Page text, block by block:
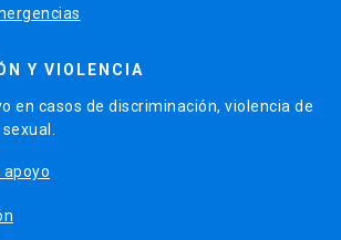
Y VIOLENCIA
en casos de discriminación, violencia de